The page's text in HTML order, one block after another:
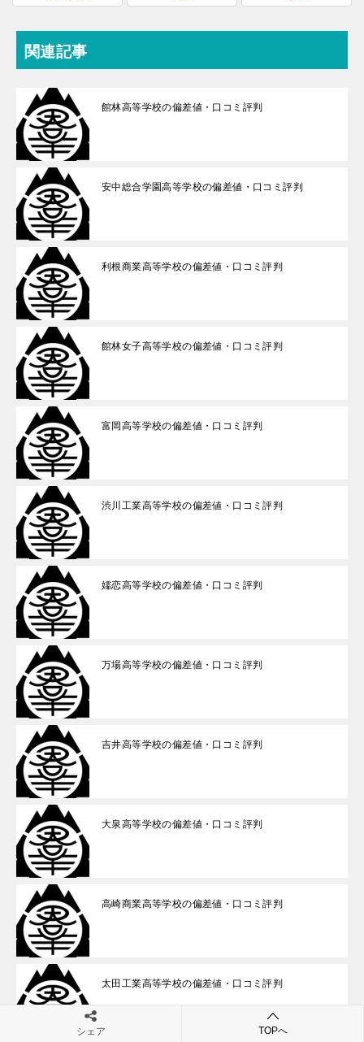
関連記事
館林高等学校の偏差値・口コミ評判
安中総合学園高等学校の偏差値・口コミ評判
利根商業高等学校の偏差値・口コミ評判
館林女子高等学校の偏差値・口コミ評判
富岡高等学校の偏差値・口コミ評判
渋川工業高等学校の偏差値・口コミ評判
嬬恋高等学校の偏差値・口コミ評判
万場高等学校の偏差値・口コミ評判
吉井高等学校の偏差値・口コミ評判
大泉高等学校の偏差値・口コミ評判
高崎商業高等学校の偏差値・口コミ評判
太田工業高等学校の偏差値・口コミ評判
シェア TOPへ